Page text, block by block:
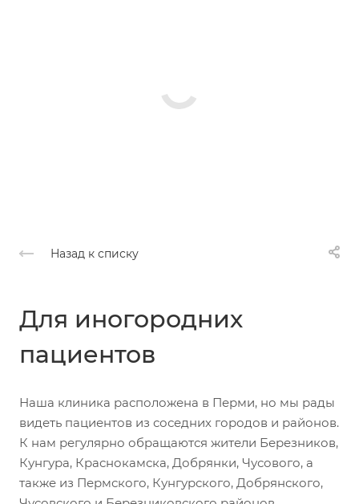
Назад к списку
Для иногородних
пациентов
Наша клиника расположена в Перми, но мы рады
видеть пациентов из соседних городов и районов.
К нам регулярно обращаются жители Березников,
Кунгура, Краснокамска, Добрянки, Чусового, а
также из Пермского, Кунгурского, Добрянского,